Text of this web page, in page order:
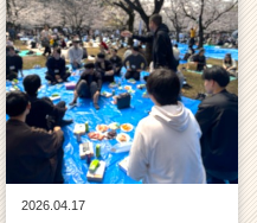
2026.04.17